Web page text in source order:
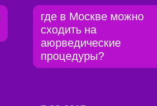
где в Москве можно
сходить на
аюрведические
процедуры?